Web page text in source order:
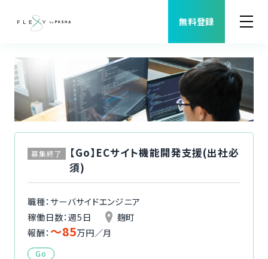
無料登録
職種から案件を探す
よくある質問
福利厚生
ご利用者様の声
募集終了
【Go】ECサイト機能開発支援(出社必
須)
職種：サーバサイドエンジニア
稼働日数：週5日
麹町
報酬： 〜85万円／月
Go